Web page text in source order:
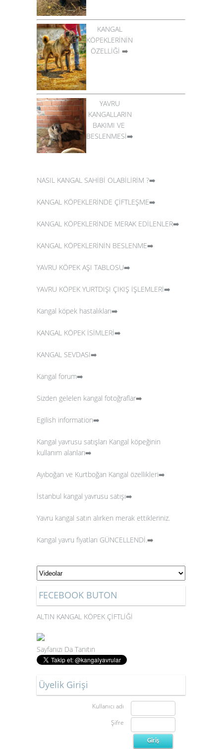
KANGAL
KÖPEKLERİNİN
ÖZELLİĞİ ➡️
YAVRU
KANGALLARIN
BAKIMI VE
BESLENMESİ➡️
NASIL KANGAL SAHİBİ OLABİLİRİM ?➡️
KANGAL KÖPEKLERİNDE ÇİFTLEŞME➡️
KANGAL KÖPEKLERİNDE MERAK EDİLENLER➡️
KANGAL KÖPEKLERİNİN BESLENME➡️
YAVRU KÖPEK AŞI TABLOSU➡️
YAVRU KÖPEK YURTDIŞI ÇIKIŞ İŞLEMLERİ➡️
Kangal köpek hastalıkları➡️
KANGAL KÖPEK İSİMLERİ➡️
KANGAL SEVDASI➡️
Kangal forum➡️
Sizden gelelen kangal fotoğraflar➡️
Egilish information➡️
Kangal yavrusu satışları Kangal köpeğinin
kullanım alanları➡️
Ayıboğan ve Kurtboğan Kangal özellikleri➡️
İstanbul kangal yavrusu satışı➡️
Yavru kangal satın alırken merak ettikleriniz.
Kangal yavru fiyatları GÜNCELLENDİ.➡️
FECEBOOK BUTON
ALTIN KANGAL KÖPEK ÇİFTLİĞİ
Sayfanızı Da Tanıtın
Üyelik Girişi
Kullanıcı adı
Şifre